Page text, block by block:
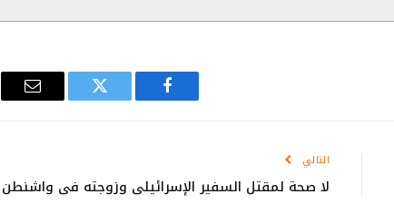
فيسبوك تويتر
البريد
التالي
لا صحة لمقتل السفير الإسرائيلي وزوجته في واشنطن